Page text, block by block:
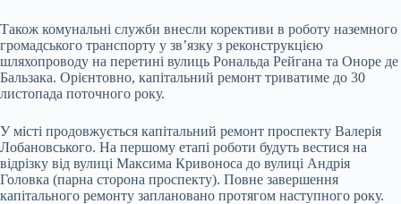
Також комунальні служби внесли корективи в роботу наземного
громадського транспорту у зв’язку з реконструкцією
шляхопроводу на перетині вулиць Рональда Рейгана та Оноре де
Бальзака. Орієнтовно, капітальний ремонт триватиме до 30
листопада поточного року.
У місті продовжується капітальний ремонт проспекту Валерія
Лобановського. На першому етапі роботи будуть вестися на
відрізку від вулиці Максима Кривоноса до вулиці Андрія
Головка (парна сторона проспекту). Повне завершення
капітального ремонту заплановано протягом наступного року.